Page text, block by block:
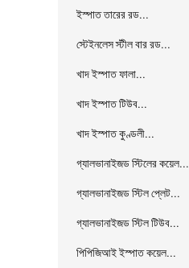
ইস্পাত তারের রড...
স্টেইনলেস স্টীল বার রড...
খাদ ইস্পাত ফালা...
খাদ ইস্পাত টিউব...
খাদ ইস্পাত কুণ্ডলী...
গ্যালভানাইজড স্টিলের কয়েল...
গ্যালভানাইজড স্টিল প্লেট...
গ্যালভানাইজড স্টিল টিউব...
পিপিজিআই ইস্পাত কয়েল...